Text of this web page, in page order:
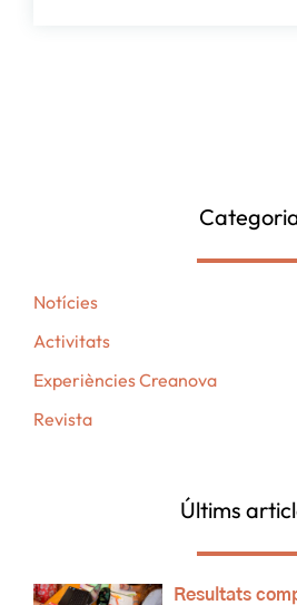
Notícies
Activitats
Experiències Creanova
Revista
Últims
Resultats